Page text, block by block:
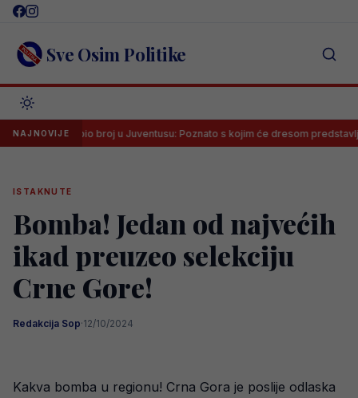
Skip
content Sve Osim Politike
NAJNOVIJE
dobio broj u Juventusu: Poznato s kojim će dresom predstavljati Staru
ISTAKNUTE
Bomba! Jedan od najvećih
ikad preuzeo selekciju
Crne Gore!
Redakcija Sop·12/10/2024
Kakva bomba u regionu! Crna Gora je poslije odlaska